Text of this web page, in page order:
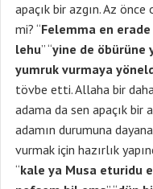
apaçık bir azgın. Az
mi? “Felemma en
lehu” “yine de öbürüne
yumruk vurmaya
tövbe etti. Allaha bir
adama da sen apaçık bir
adamın durumuna
vurmak için hazırlık
“kale ya Musa eturidu